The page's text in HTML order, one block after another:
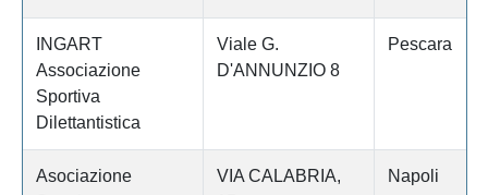
INGART
Associazione
Sportiva
Dilettantistica
Viale G.
D'ANNUNZIO 8
Pescara
Asociazione
VIA CALABRIA,
Napoli